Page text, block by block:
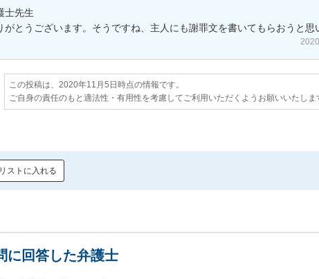
士先生
がとうございます。そうですね、主人にも謝罪文を書いてもらおうと思
この投稿は、2020年11月5日時点の情報です。
ご自身の責任のもと適法性・有用性を考慮してご利用いただくようお願いいたしま
ストに入れる
に回答した弁護士